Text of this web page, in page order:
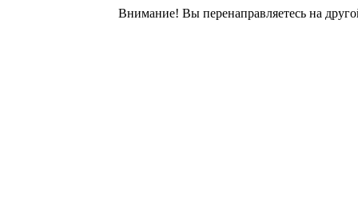
Внимание! Вы перенаправляетесь на